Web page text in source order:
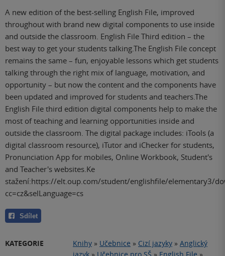
A new edition of the best-selling English File, improved
throughout with brand new digital components to use inside
and outside the classroom. English File Third edition – the
best way to get your students talking.The English File concept
remains the same – fun, enjoyable lessons which get students
talking through the right mix of language, motivation, and
opportunity – but now the content and the components have
been updated and improved for students and teachers.The
English File third edition digital components help to make the
most of teaching and learning opportunities inside and
outside the classroom. The digital package includes: iTools (a
digital classroom resource), iTutor and iChecker for students,
Pronunciation App for mobiles, Online Workbook, Student's
and Teacher's websites.Ke
stažení:https://elt.oup.com/student/englishfile/elementary3/
cc=cz&selLanguage=cs
Sdílet
KATEGORIE Knihy » Učebnice » Cizí jazyky » Anglický